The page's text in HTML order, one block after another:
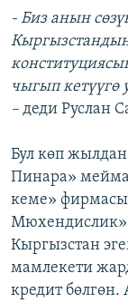
- Биз анын
чыгып кетүүгө
– деди Руслан
Бул көп
Пинара»
кеме»
Мюхендислик»
Кыргызстан
мамлекети
кредит